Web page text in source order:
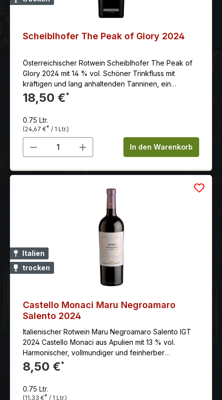
Scheiblhofer The Peak of Glory 2024
Österreichischer Rotwein Scheiblhofer The Peak of
Glory 2024 mit 14 % vol. Schöner Trinkfluss mit
kräftigen und lang anhaltenden Tanninen, ein
vielseitiger Speisenbegleiter, moderner Stil.
18,50 €*
0.75 Ltr.
(24,67 €* / 1 Ltr.)
Produkt Anzahl: Gib denIn den Warenkorb
Italien
trocken
Castello Monaci Maru Negroamaro
Salento 2024
Italienischer Rotwein Maru Negroamaro Salento IGT
2024 Castello Monaci aus Apulien mit 13 % vol.
Harmonischer, vollmundiger und feinherber
Negroamaro mit angenehmer, runder Geschmack und
ausgezeichneter Struktur.
8,50 €*
0.75 Ltr.
(11,33 €* / 1 Ltr.)